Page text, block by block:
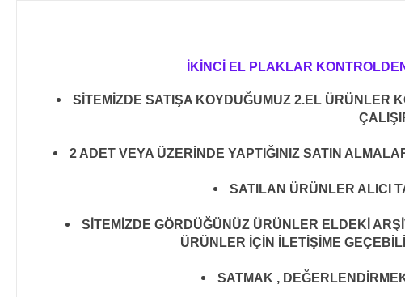
İKİNCİ EL PLAKLAR
SİTEMİZDE SATIŞA KOYDUĞUMUZ 2.EL ÜRÜNLER
2 ADET VEYA ÜZERİNDE YAPTIĞINIZ SATIN
SATILAN ÜRÜNLER ALICI
SİTEMİZDE GÖRDÜĞÜNÜZ ÜRÜNLER ELDEKİ
ÜRÜNLER İÇİN İLETİŞİME
SATMAK ,